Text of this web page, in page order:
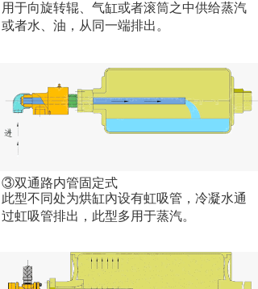
用于向旋转辊、气缸或者滚筒之中供给蒸汽
或者水、油，从同一端排出。
③双通路内管固定式
此型不同处为烘缸內设有虹吸管，冷凝水通
过虹吸管排出，此型多用于蒸汽。